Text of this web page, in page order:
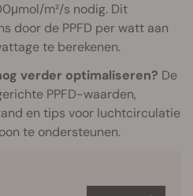
m²/s nodig. Dit
door de PPFD per watt aan
te berekenen.
verder optimaliseren? De
PPFD-waarden,
en tips voor luchtcirculatie
te ondersteunen.